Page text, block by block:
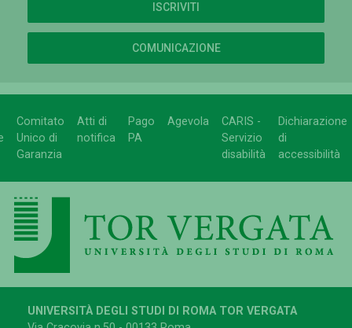
ISCRIVITI
COMUNICAZIONE
Comitato
Unico di
Garanzia
Atti di
notifica
Pago
PA
Agevola
CARIS -
Servizio
disabilità
Dichiarazione
di
accessibilità
UNIVERSITÀ DEGLI STUDI DI ROMA TOR VERGATA